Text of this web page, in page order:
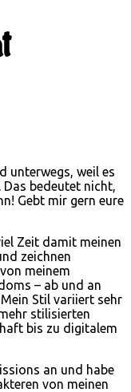
unterwegs, weil es
bedeutet nicht,
Gebt mir gern eure
Zeit damit meinen
zeichnen
meinem
– ab und an
Stil variiert sehr
stilisierten
bis zu digitalem
an und habe
von meinen